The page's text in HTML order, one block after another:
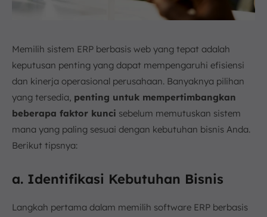
Memilih sistem ERP berbasis web yang tepat adalah
keputusan penting yang dapat mempengaruhi efisiensi
dan kinerja operasional perusahaan. Banyaknya pilihan
yang tersedia, penting untuk mempertimbangkan
beberapa faktor kunci sebelum memutuskan sistem
mana yang paling sesuai dengan kebutuhan bisnis Anda.
Berikut tipsnya:
a. Identifikasi Kebutuhan Bisnis
Langkah pertama dalam memilih software ERP berbasis